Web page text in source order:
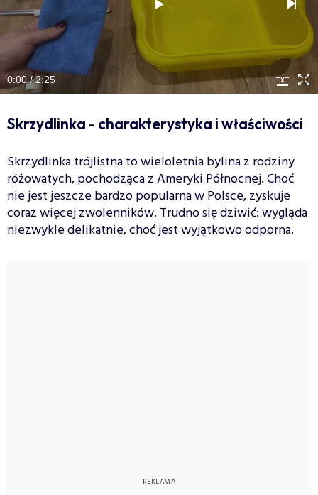
0:00 / 2:25
Skrzydlinka - charakterystyka i właściwości
Skrzydlinka trójlistna to wieloletnia bylina z rodziny
różowatych, pochodząca z Ameryki Północnej. Choć
nie jest jeszcze bardzo popularna w Polsce, zyskuje
coraz więcej zwolenników. Trudno się dziwić: wygląda
niezwykle delikatnie, choć jest wyjątkowo odporna.